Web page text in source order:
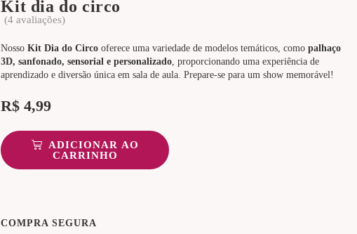
Kit dia do circo
(4 avaliações)
NossoKit Dia do Circo oferece uma variedade de modelos temáticos, comopalhaço
3D, sanfonado, sensorial e personalizado, proporcionando uma experiência de
aprendizado e diversão única em sala de aula. Prepare-se para um show memorável!
R$ 4,99
ADICIONAR AO
CARRINHO
COMPRA SEGURA